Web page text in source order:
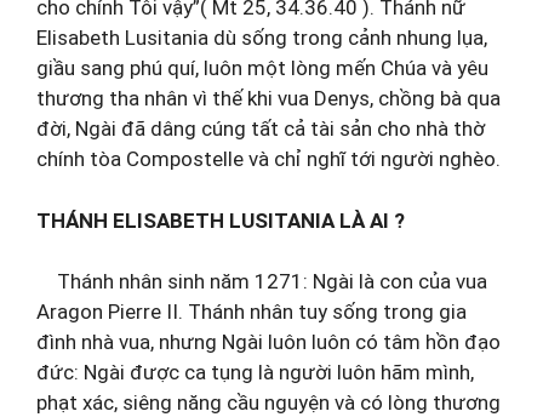
cho chính Tôi vậy”( Mt 25, 34.36.40 ). Thánh nữ
Elisabeth Lusitania dù sống trong cảnh nhung lụa,
giầu sang phú quí, luôn một lòng mến Chúa và yêu
thương tha nhân vì thế khi vua Denys, chồng bà qua
đời, Ngài đã dâng cúng tất cả tài sản cho nhà thờ
chính tòa Compostelle và chỉ nghĩ tới người nghèo.
THÁNH ELISABETH LUSITANIA LÀ AI ?
Thánh nhân sinh năm 1271: Ngài là con của vua
Aragon Pierre II. Thánh nhân tuy sống trong gia
đình nhà vua, nhưng Ngài luôn luôn có tâm hồn đạo
đức: Ngài được ca tụng là người luôn hãm mình,
phạt xác, siêng năng cầu nguyện và có lòng thương